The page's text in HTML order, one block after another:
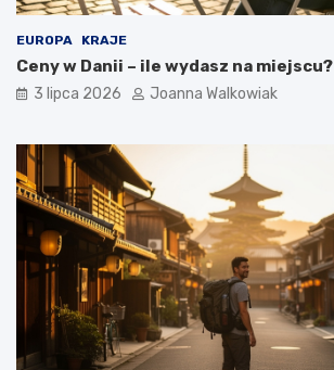
EUROPA KRAJE
Ceny w Danii – ile wydasz na miejscu?
3 lipca 2026 Joanna Walkowiak